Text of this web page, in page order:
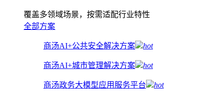
覆盖多领域场景，按需适配行业特性
全部方案
商汤AI+公共安全解决方案 hot
商汤AI+城市管理解决方案 hot
商汤政务大模型应用服务平台 hot